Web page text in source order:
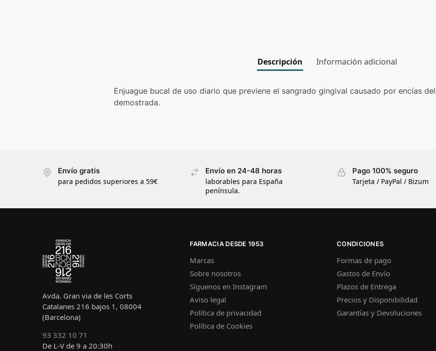
Descripción Información adicional
Enjuague bucal de uso diario que previene el sangrado gingival causado por encías
demostrada.
Envío gratis
para pedidos superiores a 59€
Envío en 24-48 horas
laborables para España
península.
Pago 100% seguro
Tarjeta / PayPal / Bizum
Avda. Gran via de les Corts
Catalanes 216 bajos 1, 08004
(Barcelona)
93 332 10 71
De L-V de 9 a 20:30h
FARMACIA DESDE 1953
Marcas
Sobre nosotros
Síguenos en Instagram
Aviso legal
Política de privacidad
Política de Cookies
CONDICIONES
Formas de pago
Gastos de Envío
Plazos de Entrega
Precios y Disponibilidad
Garantías y Devoluciones